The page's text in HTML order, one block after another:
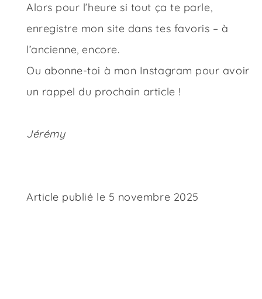
Alors pour l’heure si tout ça te parle,
enregistre mon site dans tes favoris – à
l’ancienne, encore.
Ou abonne-toi à mon Instagram pour avoir
un rappel du prochain article !
Jérémy
Article publié le 5 novembre 2025